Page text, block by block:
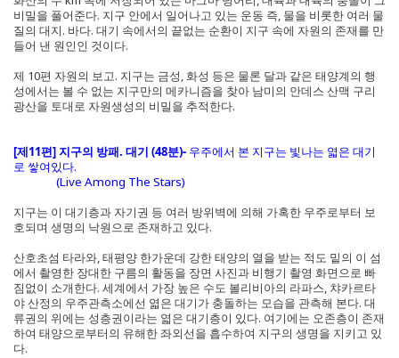
비밀을 풀어준다. 지구 안에서 일어나고 있는 운동 즉, 물을 비롯한 여러 물
질의 대지. 바다. 대기 속에서의 끝없는 순환이 지구 속에 자원의 존재를 만
들어 낸 원인인 것이다.
제 10편 자원의 보고. 지구는 금성, 화성 등은 물론 달과 같은 태양계의 행
성에서는 볼 수 없는 지구만의 메카니즘을 찾아 남미의 안데스 산맥 구리
광산을 토대로 자원생성의 비밀을 추적한다.
[제11편] 지구의 방패. 대기 (48분)- 우주에서 본 지구는 빛나는 엷은 대기
로 쌓여있다.
(Live Among The Stars)
지구는 이 대기층과 자기권 등 여러 방위벽에 의해 가혹한 우주로부터 보
호되며 생명의 낙원으로 존재하고 있다.
산호초섬 타라와, 태평양 한가운데 강한 태양의 열을 받는 적도 밑의 이 섬
에서 촬영한 장대한 구름의 활동을 장면 사진과 비행기 촬영 화면으로 빠
짐없이 소개한다. 세계에서 가장 높은 수도 볼리비아의 라파스, 챠카르타
야 산정의 우주관측소에선 엷은 대기가 충돌하는 모습을 관측해 본다. 대
류권의 위에는 성층권이라는 엷은 대기층이 있다. 여기에는 오존층이 존재
하여 태양으로부터의 유해한 좌외선을 흡수하여 지구의 생명을 지키고 있
다.